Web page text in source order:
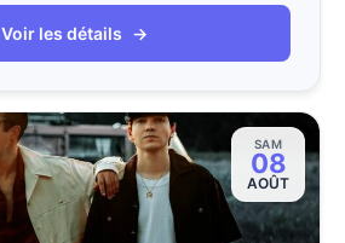
Voir les détails →
SAM
08
AOÛT